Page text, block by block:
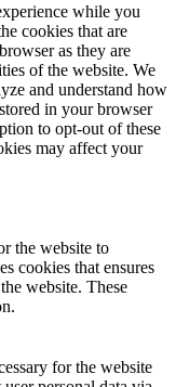
while you
cookies that are
as they are
of the website. We
and understand how
in your browser
to opt-out of these
may affect your
the website to
cookies that ensures
website. These
for the website